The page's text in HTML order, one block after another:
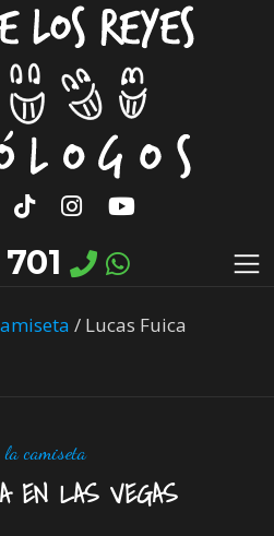
/ Lucas Fuica
la camiseta
EN LAS VEGAS